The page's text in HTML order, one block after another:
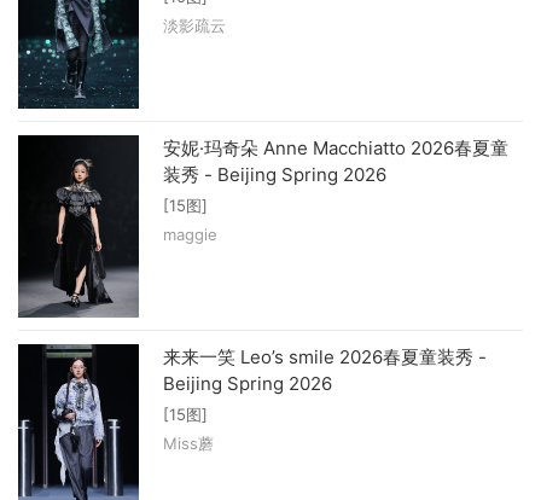
淡影疏云
安妮·玛奇朵 Anne Macchiatto 2026春夏童
装秀 - Beijing Spring 2026
[15图]
maggie
来来一笑 Leo’s smile 2026春夏童装秀 -
Beijing Spring 2026
[15图]
Miss蘑